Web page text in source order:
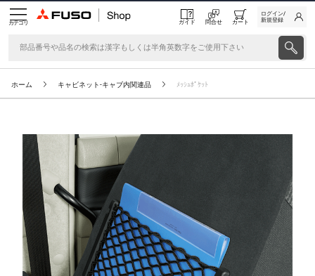
カテゴリ ガイド 問合せ カート
ログイン/
新規登録
ホーム キャビネット-キャブ内関連品 ﾒｯｼｭﾎﾟｹｯﾄ